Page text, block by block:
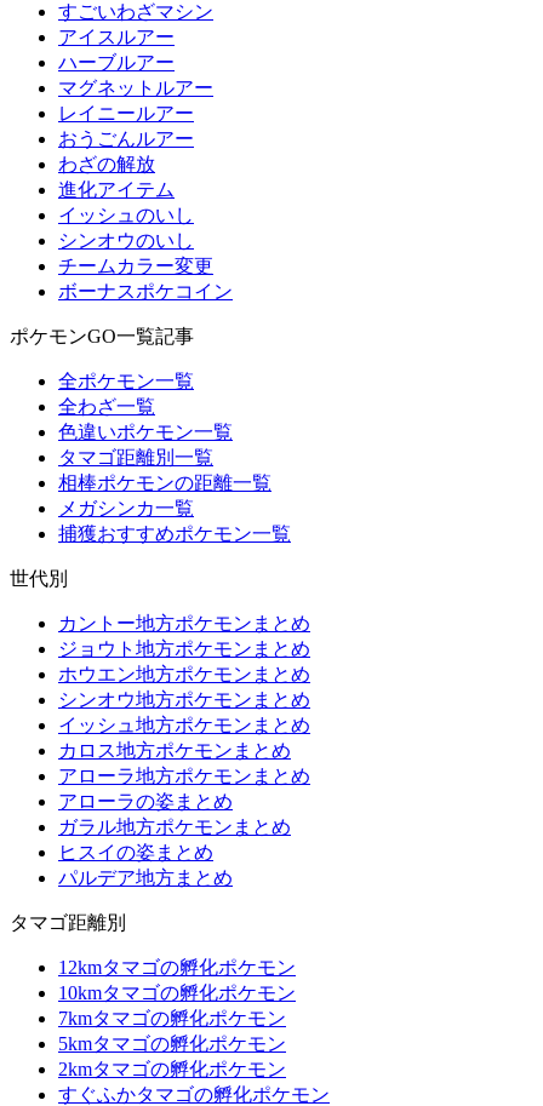
すごいわざマシン
アイスルアー
ハーブルアー
マグネットルアー
レイニールアー
おうごんルアー
わざの解放
進化アイテム
イッシュのいし
シンオウのいし
チームカラー変更
ボーナスポケコイン
ポケモンGO一覧記事
全ポケモン一覧
全わざ一覧
色違いポケモン一覧
タマゴ距離別一覧
相棒ポケモンの距離一覧
メガシンカ一覧
捕獲おすすめポケモン一覧
世代別
カントー地方ポケモンまとめ
ジョウト地方ポケモンまとめ
ホウエン地方ポケモンまとめ
シンオウ地方ポケモンまとめ
イッシュ地方ポケモンまとめ
カロス地方ポケモンまとめ
アローラ地方ポケモンまとめ
アローラの姿まとめ
ガラル地方ポケモンまとめ
ヒスイの姿まとめ
パルデア地方まとめ
タマゴ距離別
12kmタマゴの孵化ポケモン
10kmタマゴの孵化ポケモン
7kmタマゴの孵化ポケモン
5kmタマゴの孵化ポケモン
2kmタマゴの孵化ポケモン
すぐふかタマゴの孵化ポケモン